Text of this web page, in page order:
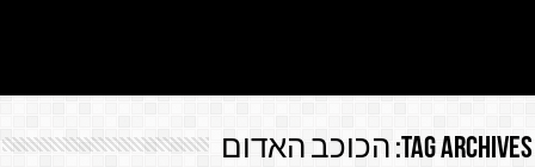
Tag Archives: הכוכב האדום